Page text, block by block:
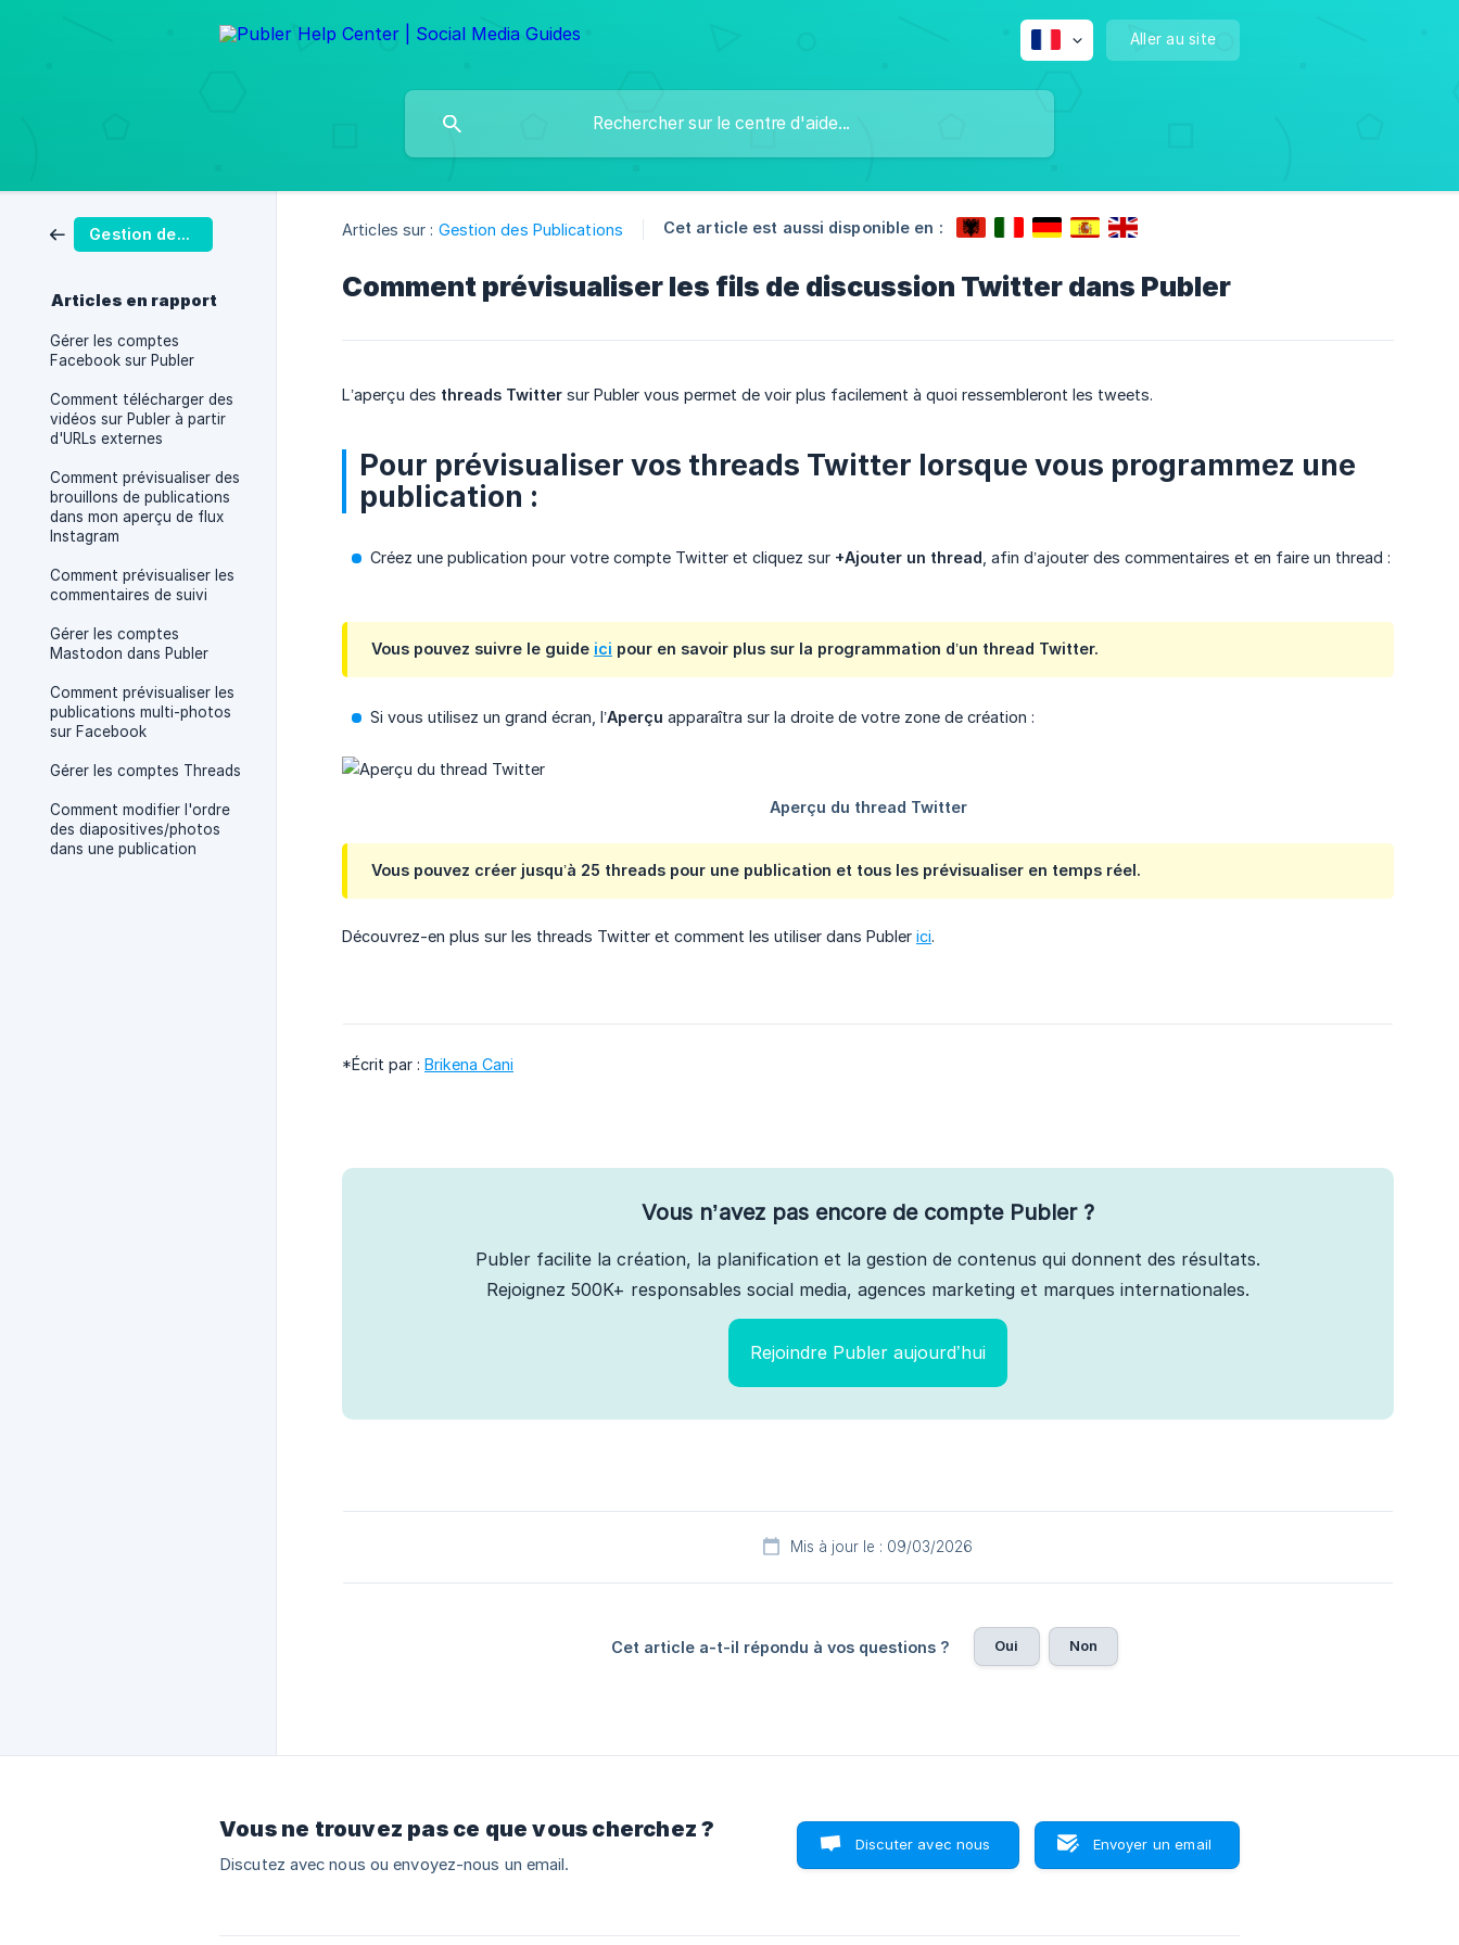
Aller au site
Gestion des Publications
Articles en rapport
Gérer les comptes
Facebook sur Publer
Comment télécharger des
vidéos sur Publer à partir
d'URLs externes
Comment prévisualiser des
brouillons de publications
dans mon aperçu de flux
Instagram
Comment prévisualiser les
commentaires de suivi
Gérer les comptes
Mastodon dans Publer
Comment prévisualiser les
publications multi-photos
sur Facebook
Gérer les comptes Threads
Comment modifier l'ordre
des diapositives/photos
dans une publication
Articles sur : Gestion des Publications Cet article est aussi disponible en :
Comment prévisualiser les fils de discussion Twitter dans Publer
L’aperçu des threads Twitter sur Publer vous permet de voir plus facilement à quoi ressembleront les tweets.
Pour prévisualiser vos threads Twitter lorsque vous programmez une
publication :
Créez une publication pour votre compte Twitter et cliquez sur +Ajouter un thread , afin d’ajouter des commentaires et en faire un thread :
Vous pouvez suivre le guide ici pour en savoir plus sur la programmation d’un thread Twitter.
Si vous utilisez un grand écran, l’Aperçu apparaîtra sur la droite de votre zone de création :
Vous pouvez créer jusqu’à 25 threads pour une publication et tous les prévisualiser en temps réel.
Découvrez-en plus sur les threads Twitter et comment les utiliser dans Publer ici.
*Écrit par : Brikena Cani
Vous n’avez pas encore de compte Publer ?
Publer facilite la création, la planification et la gestion de contenus qui donnent des résultats.
Rejoignez 500K+ responsables social media, agences marketing et marques internationales.
Rejoindre Publer aujourd’hui
Mis à jour le : 09/03/2026
Cet article a-t-il répondu à vos questions ? Oui Non
Vous ne trouvez pas ce que vous cherchez ?
Discutez avec nous ou envoyez-nous un email.
Discuter avec nous Envoyer un email